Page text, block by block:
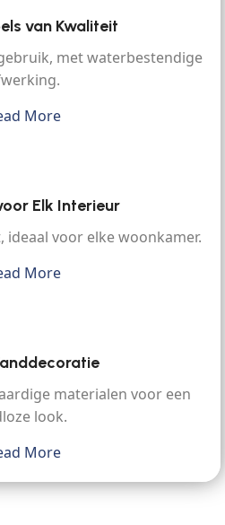
van Kwaliteit
met waterbestendige
More
Elk Interieur
ideaal voor elke woonkamer.
More
materialen voor een
look.
More